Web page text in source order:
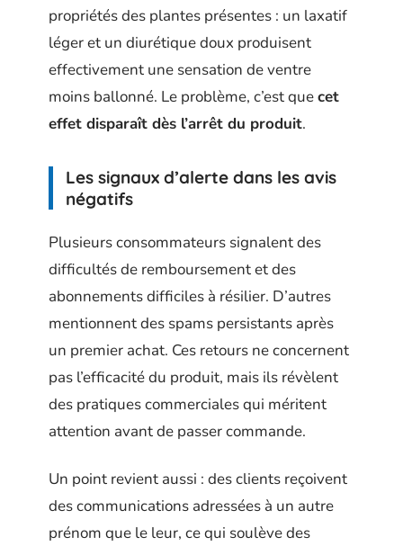
propriétés des plantes présentes : un laxatif
léger et un diurétique doux produisent
effectivement une sensation de ventre
moins ballonné. Le problème, c’est quecet
effet disparaît dès l’arrêt du produit.
Les signaux d’alerte dans les avis
négatifs
Plusieurs consommateurs signalent des
difficultés de remboursement et des
abonnements difficiles à résilier. D’autres
mentionnent des spams persistants après
un premier achat. Ces retours ne concernent
pas l’efficacité du produit, mais ils révèlent
des pratiques commerciales qui méritent
attention avant de passer commande.
Un point revient aussi : des clients reçoivent
des communications adressées à un autre
prénom que le leur, ce qui soulève des